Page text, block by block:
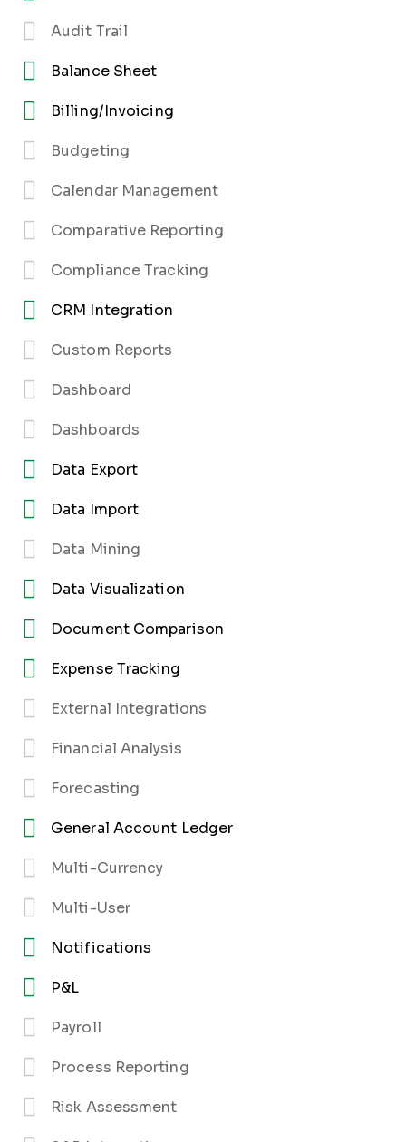
Audit Trail
Balance Sheet
Billing/Invoicing
Budgeting
Calendar Management
Comparative Reporting
Compliance Tracking
CRM Integration
Custom Reports
Dashboard
Dashboards
Data Export
Data Import
Data Mining
Data Visualization
Document Comparison
Expense Tracking
External Integrations
Financial Analysis
Forecasting
General Account Ledger
Multi-Currency
Multi-User
Notifications
P&L
Payroll
Process Reporting
Risk Assessment